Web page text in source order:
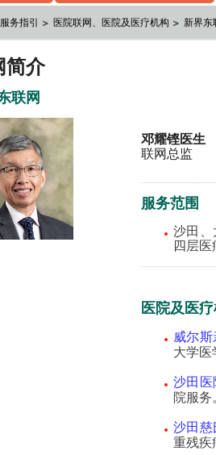
服务指引 医院联网、医院及医疗机构 新界东